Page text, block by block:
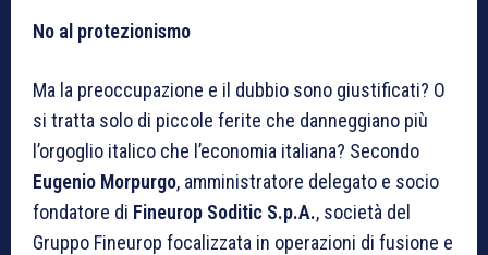
No al protezionismo
Ma la preoccupazione e il dubbio sono giustificati? O
si tratta solo di piccole ferite che danneggiano più
l’orgoglio italico che l’economia italiana? Secondo
Eugenio Morpurgo, amministratore delegato e socio
fondatore di Fineurop Soditic S.p.A., società del
Gruppo Fineurop focalizzata in operazioni di fusione e